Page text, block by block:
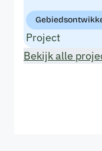
Project
Bekijk alle